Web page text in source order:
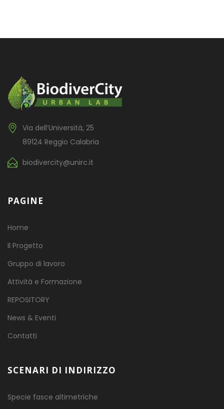
Via dell’Università, 25
89124 Reggio Calabria
biodivercity@unirc.it
PAGINE
Home
Il Progetto
Gruppo di lavoro
Attività e Formazione
REPOSITORY
News & Eventi
Contatti
SCENARI DI INDIRIZZO
Specie fasce altimetriche